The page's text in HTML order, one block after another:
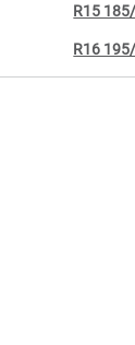
R15
R16